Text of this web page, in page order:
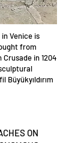
Venice is
from
in 1204
ON